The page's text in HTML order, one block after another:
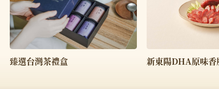
臻選台灣茶禮盒 新東陽DHA原味香